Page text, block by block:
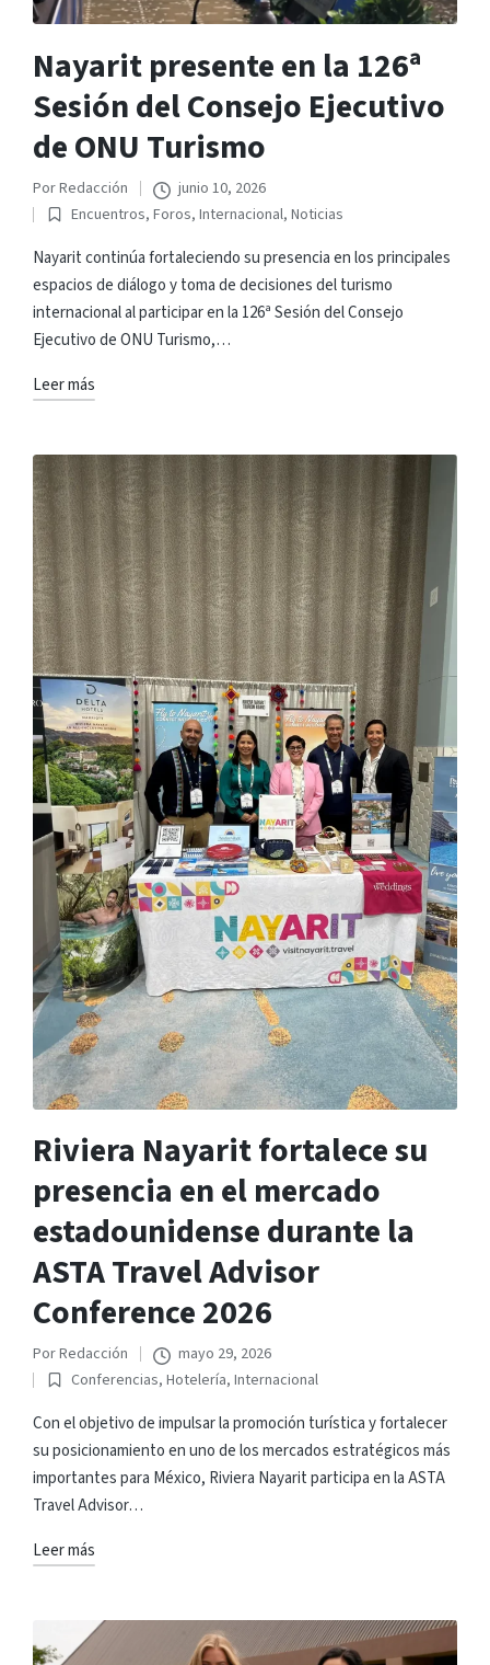
Nayarit presente en la 126ª
Sesión del Consejo Ejecutivo
de ONU Turismo
Publicado
por
PorRedacción
junio 10, 2026
Publicado
en
Encuentros, Foros, Internacional, Noticias
Nayarit continúa fortaleciendo su presencia en los principales
espacios de diálogo y toma de decisiones del turismo
internacional al participar en la 126ª Sesión del Consejo
Ejecutivo de ONU Turismo,…
Leer más
Riviera Nayarit fortalece su
presencia en el mercado
estadounidense durante la
ASTA Travel Advisor
Conference 2026
Publicado
por
PorRedacción
mayo 29, 2026
Publicado
en
Conferencias, Hotelería, Internacional
Con el objetivo de impulsar la promoción turística y fortalecer
su posicionamiento en uno de los mercados estratégicos más
importantes para México, Riviera Nayarit participa en la ASTA
Travel Advisor…
Leer más